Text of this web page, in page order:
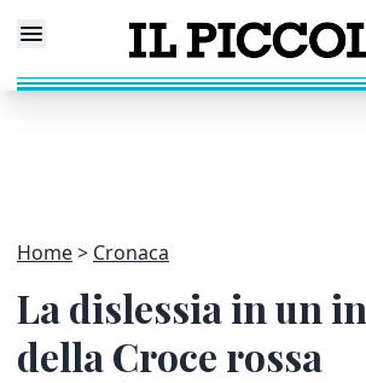
Home Cronaca
La dislessia in un
della Croce rossa